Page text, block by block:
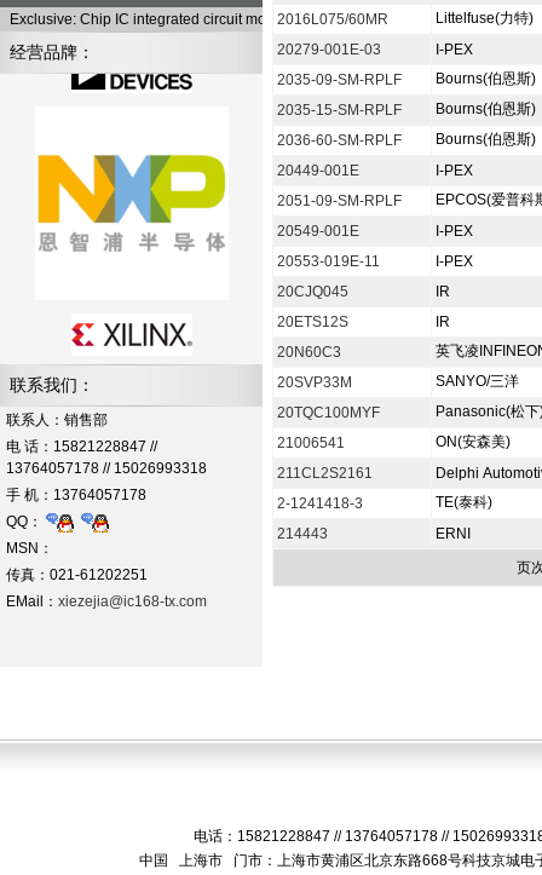
2016L075/60MR
Littelfuse(力特)
20279-001E-03
I-PEX
2035-09-SM-RPLF
Bourns(伯恩斯)
2035-15-SM-RPLF
Bourns(伯恩斯)
2036-60-SM-RPLF
Bourns(伯恩斯)
20449-001E
I-PEX
2051-09-SM-RPLF
EPCOS(爱普科
20549-001E
I-PEX
20553-019E-11
I-PEX
20CJQ045
IR
20ETS12S
IR
20N60C3
英飞凌
20SVP33M
SANYO/三洋
20TQC100MYF
Panasonic(松下
21006541
ON(安森美)
211CL2S2161
Delphi
2-1241418-3
TE(泰科)
214443
ERNI
页
Exclusive: Chip IC integrated circuit module, full series of electronic components
经营品牌：
联系我们：
联系人：销售部
电 话：15821228847 //
13764057178 // 15026993318
手 机：13764057178
QQ：
MSN：
传真：021-61202251
EMail： xiezejia@ic168-tx.com
电话：15821228847 // 13764057178 //
中国 上海市 门市：上海市黄浦区北京东路668号科技京城